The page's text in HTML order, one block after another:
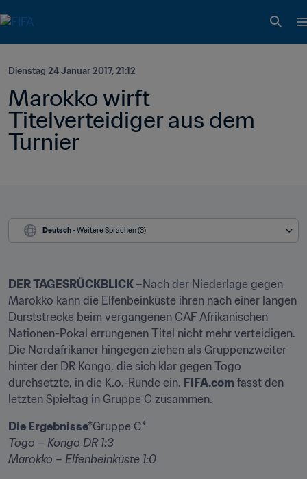
Dienstag 24 Januar 2017, 21:12
Marokko wirft
Titelverteidiger aus dem
Turnier
Deutsch - Weitere Sprachen (3)
DER TAGESRÜCKBLICK – Nach der Niederlage gegen
Marokko kann die Elfenbeinküste ihren nach einer langen
Durststrecke beim vergangenen CAF Afrikanischen
Nationen-Pokal errungenen Titel nicht mehr verteidigen.
Die Nordafrikaner hingegen ziehen als Gruppenzweiter
hinter der DR Kongo, die sich klar gegen Togo
durchsetzte, in die K.o.-Runde ein. FIFA.com fasst den
letzten Spieltag in Gruppe C zusammen.
Die Ergebnisse*
Togo – Kongo DR 1:3
Marokko – Elfenbeinküste 1:0